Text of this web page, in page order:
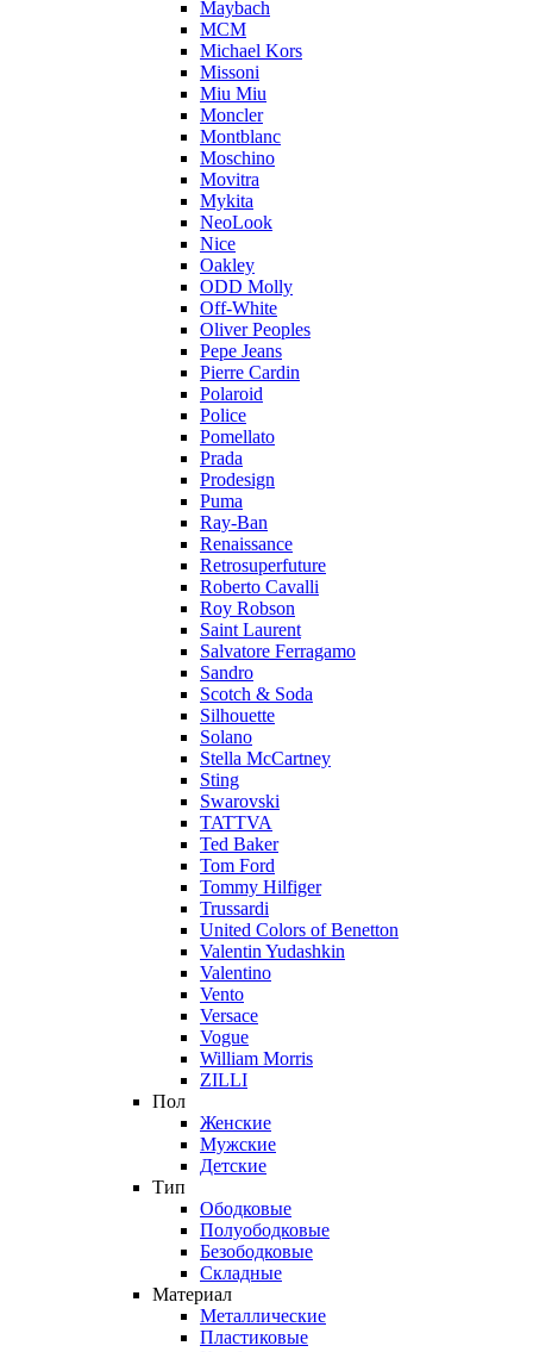
Maybach
MCM
Michael Kors
Missoni
Miu Miu
Moncler
Montblanc
Moschino
Movitra
Mykita
NeoLook
Nice
Oakley
ODD Molly
Off-White
Oliver Peoples
Pepe Jeans
Pierre Cardin
Polaroid
Police
Pomellato
Prada
Prodesign
Puma
Ray-Ban
Renaissance
Retrosuperfuture
Roberto Cavalli
Roy Robson
Saint Laurent
Salvatore Ferragamo
Sandro
Scotch & Soda
Silhouette
Solano
Stella McCartney
Sting
Swarovski
TATTVA
Ted Baker
Tom Ford
Tommy Hilfiger
Trussardi
United Colors of Benetton
Valentin Yudashkin
Valentino
Vento
Versace
Vogue
William Morris
ZILLI
Пол
Женские
Мужские
Детские
Тип
Ободковые
Полуободковые
Безободковые
Складные
Материал
Металлические
Пластиковые